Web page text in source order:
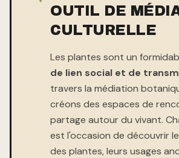
OUTIL DE
CULTURELLE
Les plantes sont un
de lien social et de
travers la médiation
créons des espaces de
partage autour du vivant.
est l'occasion de découvrir
des plantes, leurs usages